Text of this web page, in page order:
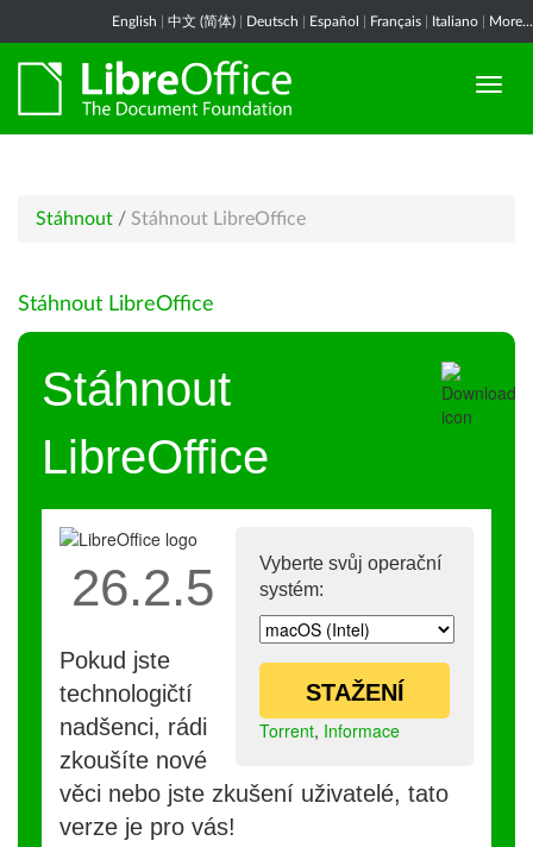
English 中文 (简体) Deutsch Español Français Italiano More...
Stáhnout / Stáhnout LibreOffice
Stáhnout LibreOffice
Stáhnout
LibreOffice
Vyberte svůj operační
systém:
STAŽENÍ
Torrent, Informace
26.2.5
Pokud jste
technologičtí
nadšenci, rádi
zkoušíte nové
věci nebo jste zkušení uživatelé, tato
verze je pro vás!